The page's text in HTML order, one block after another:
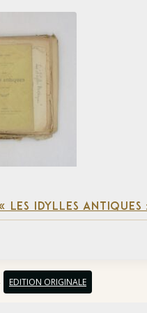
LES IDYLLES
EDITION ORIGINALE